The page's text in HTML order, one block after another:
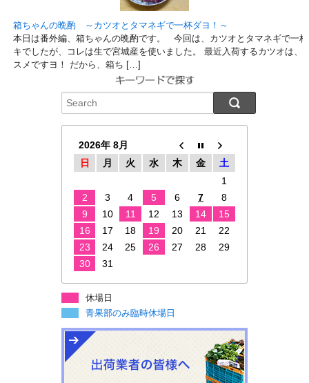
箱ちゃんの晩酌 ～カツオとタマネギで一杯ダヨ！～
本日は番外編、箱ちゃんの晩酌です。 今回は、カツオとタマネギで一
キでしたが、コレは生で宮城産を使いました。 最近入荷するカツオは、
スメですヨ！ だから、箱ち […]
2026年 8月
日
月 火 水 木 金
土
1
2
3 4 5 6 7
8
9
10 11 12 13 14
15
16
17 18 19 20 21
22
23
24 25 26 27 28
29
30
31
休場日
青果部のみ臨時休場日